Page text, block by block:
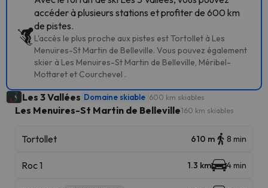
accéder à plusieurs stations et profiter de 600 km
de pistes.
L'accès le plus proche aux pistes est Tortollet à Les
Menuires-St Martin de Belleville. Vous pouvez également
skier à Les Menuires-St Martin de Belleville, Méribel-
Mottaret et Courchevel .
Les 3 Vallées Domaine skiable 600 km skiables
Les Menuires-St Martin de Belleville160 km skiables
Tortollet 610 m 8 min
Roc 1 1.3 km 4 min